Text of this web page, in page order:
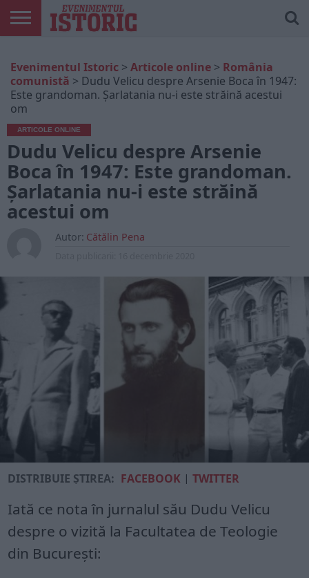
ONLINE
EDIȚII
TIPĂRITE
ISTORIC
PLAY
CONTUL
MEU
Evenimentul Istoric > Articole online > România
comunistă > Dudu Velicu despre Arsenie Boca în 1947:
Este grandoman. Şarlatania nu-i este străină acestui
om
ARTICOLE ONLINE
Dudu Velicu despre Arsenie
Boca în 1947: Este grandoman.
Şarlatania nu-i este străină
acestui om
Autor: Cătălin Pena
DISTRIBUIE ȘTIREA: FACEBOOK |TWITTER
Iată ce nota în jurnalul său Dudu Velicu
despre o vizită la Facultatea de Teologie
din București: